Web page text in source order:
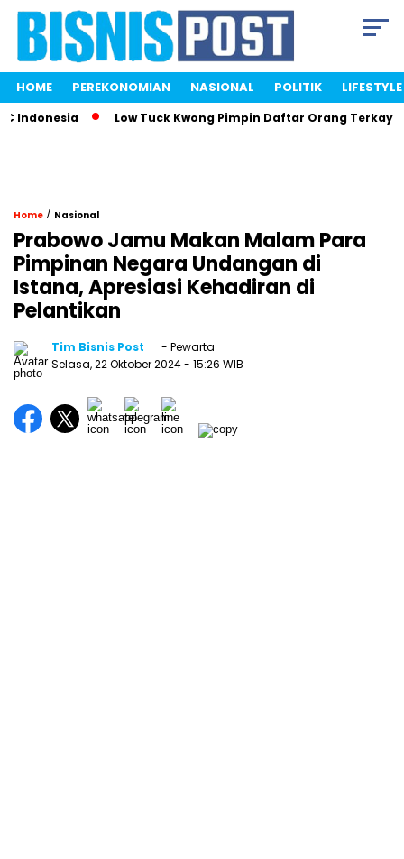
HOME PEREKONOMIAN NASIONAL POLITIK LIFESTYLE
Low Tuck Kwong Pimpin Daftar Orang Terkaya
Home / Nasional
Prabowo Jamu Makan Malam Para
Pimpinan Negara Undangan di
Istana, Apresiasi Kehadiran di
Pelantikan
Tim Bisnis Post
- Pewarta
Selasa, 22 Oktober 2024- 15:26 WIB